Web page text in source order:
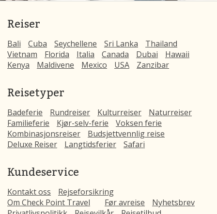
Reiser
Bali Cuba Seychellene Sri Lanka
Thailand
Vietnam
Florida Italia Canada Dubai
Hawaii
Kenya
Maldivene Mexico USA Zanzibar
Reisetyper
Badeferie Rundreiser Kulturreiser
Naturreiser
Familieferie
Kjør-selv-ferie
Voksen ferie
Kombinasjonsreiser
Budsjettvennlig reise
Deluxe Reiser
Langtidsferier Safari
Kundeservice
Kontakt oss
Rejseforsikring
Om Check Point Travel
Før avreise
Nyhetsbrev